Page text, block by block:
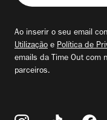
seu
Ao inserir o seu email
Utilização e Política de
emails da Time Out com
parceiros.